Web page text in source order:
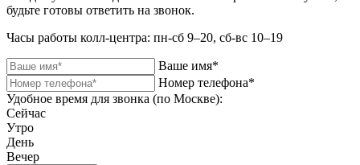
будьте готовы ответить на звонок.
Часы работы колл-центра: пн-сб 9–20, сб-вс 10–19
Ваше имя*
Номер телефона*
Удобное время для звонка (по Москве):
Сейчас
Утро
День
Вечер